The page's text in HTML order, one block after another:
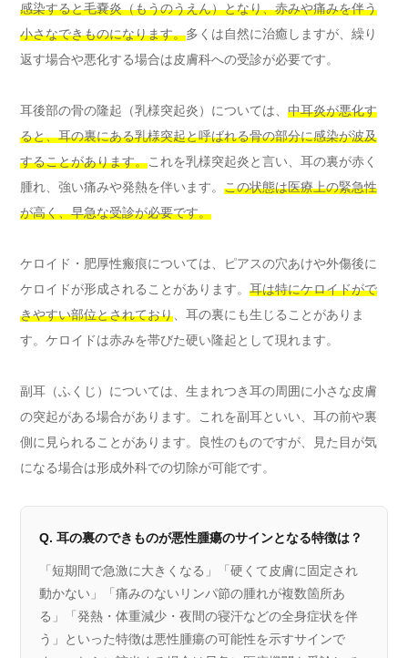
感染すると毛嚢炎（もうのうえん）となり、赤みや痛みを伴う
小さなできものになります。多くは自然に治癒しますが、繰り
返す場合や悪化する場合は皮膚科への受診が必要です。
耳後部の骨の隆起（乳様突起炎）については、 中耳炎が悪化す
ると、耳の裏にある乳様突起と呼ばれる骨の部分に感染が波及
することがあります。これを乳様突起炎と言い、耳の裏が赤く
腫れ、強い痛みや発熱を伴います。 この状態は医療上の緊急性
が高く、早急な受診が必要です。
ケロイド・肥厚性瘢痕については、ピアスの穴あけや外傷後に
ケロイドが形成されることがあります。 耳は特にケロイドがで
きやすい部位とされており、耳の裏にも生じることがありま
す。ケロイドは赤みを帯びた硬い隆起として現れます。
副耳（ふくじ）については、生まれつき耳の周囲に小さな皮膚
の突起がある場合があります。これを副耳といい、耳の前や裏
側に見られることがあります。良性のものですが、見た目が気
になる場合は形成外科での切除が可能です。
Q. 耳の裏のできものが悪性腫瘍のサインとなる特徴は？
「短期間で急激に大きくなる」「硬くて皮膚に固定され
動かない」「痛みのないリンパ節の腫れが複数箇所あ
る」「発熱・体重減少・夜間の寝汗などの全身症状を伴
う」といった特徴は悪性腫瘍の可能性を示すサインで